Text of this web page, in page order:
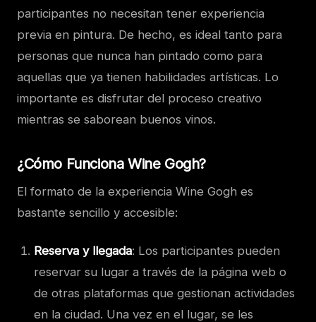
participantes no necesitan tener experiencia
previa en pintura. De hecho, es ideal tanto para
personas que nunca han pintado como para
aquellas que ya tienen habilidades artísticas. Lo
importante es disfrutar del proceso creativo
mientras se saborean buenos vinos.
¿Cómo Funciona Wine Gogh?
El formato de la experiencia Wine Gogh es
bastante sencillo y accesible:
Reserva y llegada: Los participantes pueden
reservar su lugar a través de la página web o
de otras plataformas que gestionan actividades
en la ciudad. Una vez en el lugar, se les